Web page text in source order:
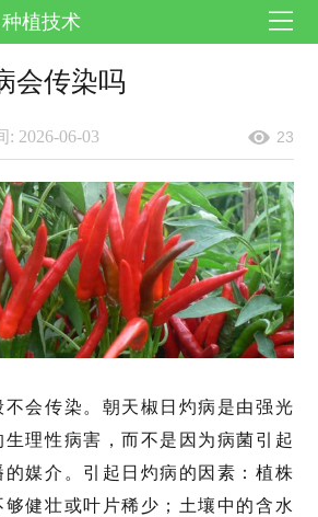
植技术
会传染吗
: 2026-06-03 23
会传染。朝天椒日灼病是由强光
理性病害，而不是因为病菌引起
媒介。引起日灼病的因素：植株
健壮或叶片稀少；土壤中的含水